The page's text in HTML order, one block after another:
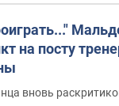
на посту
вновь